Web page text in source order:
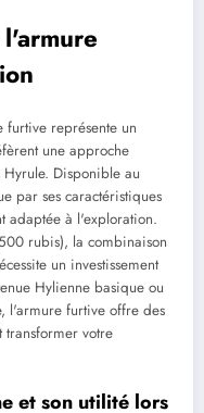
représente un
une approche
Disponible au
par ses caractéristiques
adaptée à l'exploration.
rubis), la combinaison
un investissement
Hylienne basique ou
l'armure furtive offre des
transformer votre
et son utilité lors